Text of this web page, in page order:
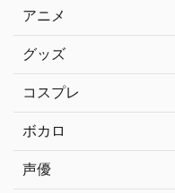
アニメ
グッズ
コスプレ
ボカロ
声優